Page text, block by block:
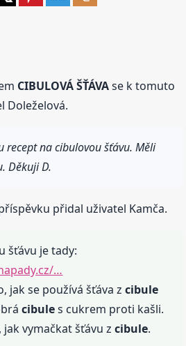
CIBULOVÁ ŠŤÁVAse k tomuto
Doleželová.
recept na cibulovou šťávu. Měli
Děkuji D.
přidal uživatel Kamča.
šťávu je tady:
…
jak se používá šťáva zcibule
cibules cukrem proti kašli.
jak vymačkat šťávu zcibule.